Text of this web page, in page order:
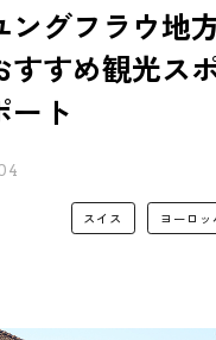
ングフラウ地
すすめ観光ス
ート
スイス ヨーロッ